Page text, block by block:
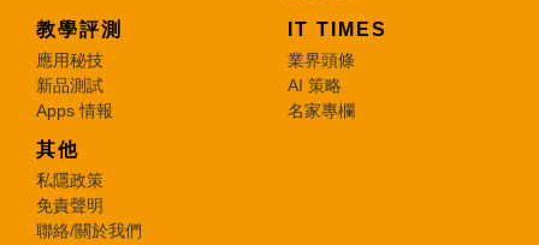
教學評測
應用秘技
新品測試
Apps 情報
IT TIMES
業界頭條
AI 策略
名家專欄
其他
私隱政策
免責聲明
聯絡/關於我們